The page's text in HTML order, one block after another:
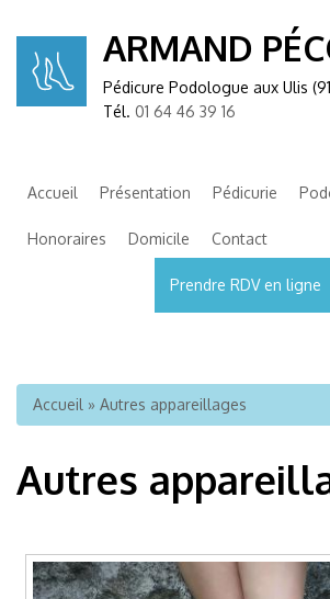
ARMAND
Pédicure Podologue aux Ulis
Tél. 01 64 46 39 16
Accueil Présentation Pédicurie
Honoraires Domicile Contact
Prendre RDV en ligne
Vous êtes ici
Accueil » Autres appareillages
Autres